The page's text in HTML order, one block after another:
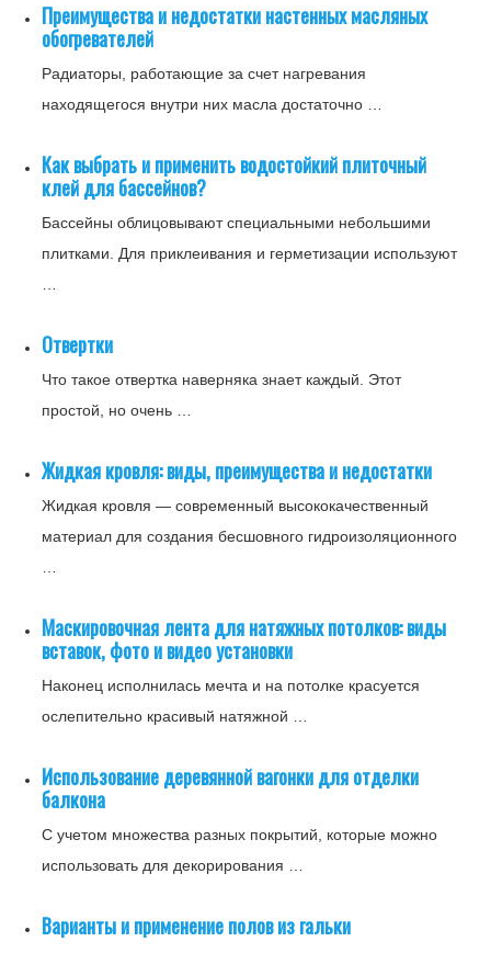
Преимущества и недостатки настенных масляных
обогревателей
Радиаторы, работающие за счет нагревания
находящегося внутри них масла достаточно …
Как выбрать и применить водостойкий плиточный
клей для бассейнов?
Бассейны облицовывают специальными небольшими
плитками. Для приклеивания и герметизации используют
Отвертки
Что такое отвертка наверняка знает каждый. Этот
простой, но очень …
Жидкая кровля: виды, преимущества и недостатки
Жидкая кровля — современный высококачественный
материал для создания бесшовного гидроизоляционного
Маскировочная лента для натяжных потолков: виды
вставок, фото и видео установки
Наконец исполнилась мечта и на потолке красуется
ослепительно красивый натяжной …
Использование деревянной вагонки для отделки
балкона
С учетом множества разных покрытий, которые можно
использовать для декорирования …
Варианты и применение полов из гальки